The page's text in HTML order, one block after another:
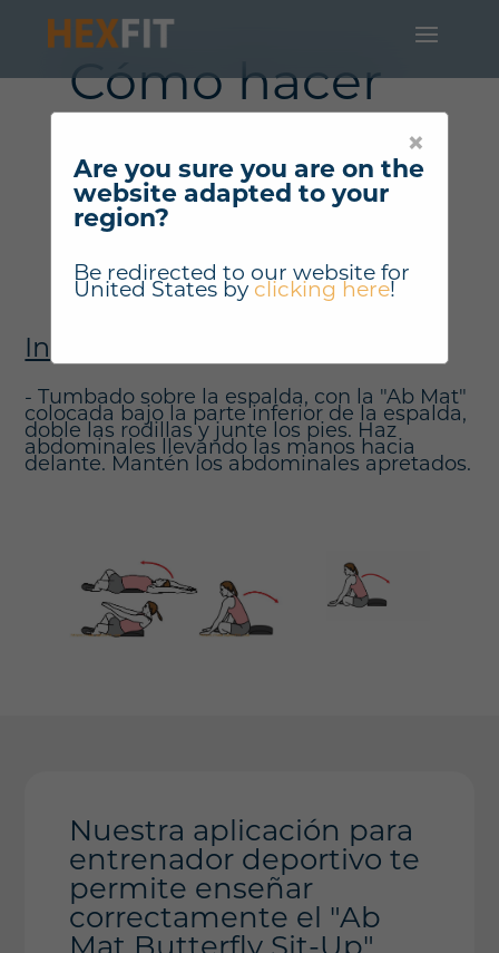
×
Are you sure you are on the
website adapted to your
region?
Be redirected to our website for
United Statesby clicking here!
Cómo hacer
"Ab Mat
Butterfly Sit-
Up" ?
Instrucciones
- Tumbado sobre la espalda, con la "Ab Mat"
colocada bajo la parte inferior de la espalda,
doble las rodillas y junte los pies. Haz
abdominales llevando las manos hacia
delante. Mantén los abdominales apretados.
Nuestra aplicación para
entrenador deportivo te
permite enseñar
correctamente el "Ab